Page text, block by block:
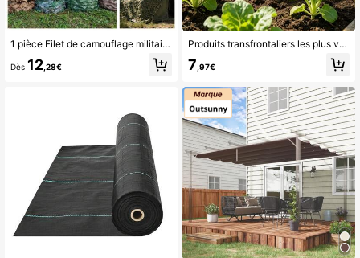
1 pièce Filet de camouflage militaire de chasse, filet de camouflage de jungle, convient pour la chasse, le militaire, la décoration, les fêtes, le tir, le camping, l'ombrage, l'ombrage de voiture, le paysage
Dès 12,28€
Produits transfrontaliers les plus vendus : Housse de plante pop-up, filet anti-insectes, housse de protection pour légumes et fleurs, housse de plante de jardin
7 ,97€